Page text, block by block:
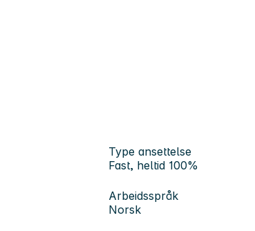
Type ansettelse
Fast, heltid 100%
Arbeidsspråk
Norsk